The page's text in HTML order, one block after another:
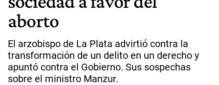
aborto
El arzobispo de La Plata advirtió contra la
transformación de un delito en un derecho y
apuntó contra el Gobierno. Sus sospechas
sobre el ministro Manzur.